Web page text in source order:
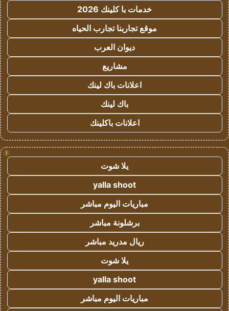
خدمات با كلينك 2026
موقع تجاربنا تجارب الحياه
ديوان العرب
مشاريع
اعلانات باك لينك
باك لينك
اعلانات باكلينك
!
يلا شوت
yalla shoot
مباريات اليوم مباشر
برشلونة مباشر
ريال مدريد مباشر
يلا شوت
yalla shoot
مباريات اليوم مباشر